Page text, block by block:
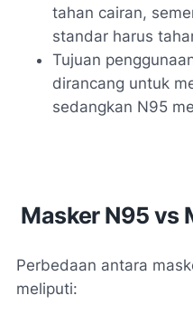
tahan cairan,
standar harus
Tujuan
dirancang untuk
sedangkan N95
Masker N95 vs
Perbedaan antara
meliputi: